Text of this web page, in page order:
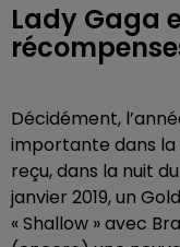
Lady Gaga
Décidément,
importante dans la
reçu, dans la nuit
janvier 2019, un
« Shallow » avec